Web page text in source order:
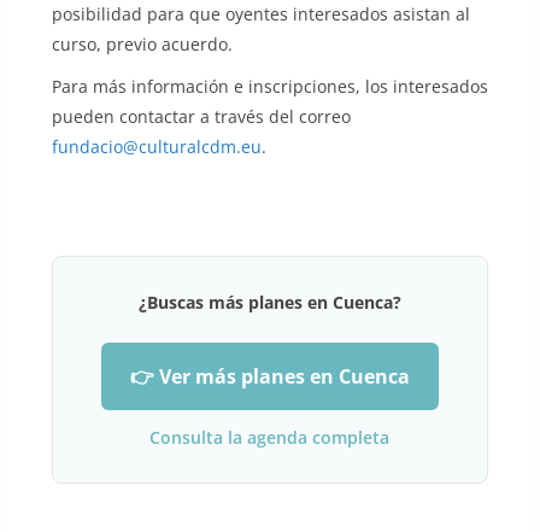
posibilidad para que oyentes interesados asistan al
curso, previo acuerdo.
Para más información e inscripciones, los interesados
pueden contactar a través del correo
fundacio@culturalcdm.eu.
¿Buscas más planes en Cuenca?
👉 Ver más planes en Cuenca
Consulta la agenda completa